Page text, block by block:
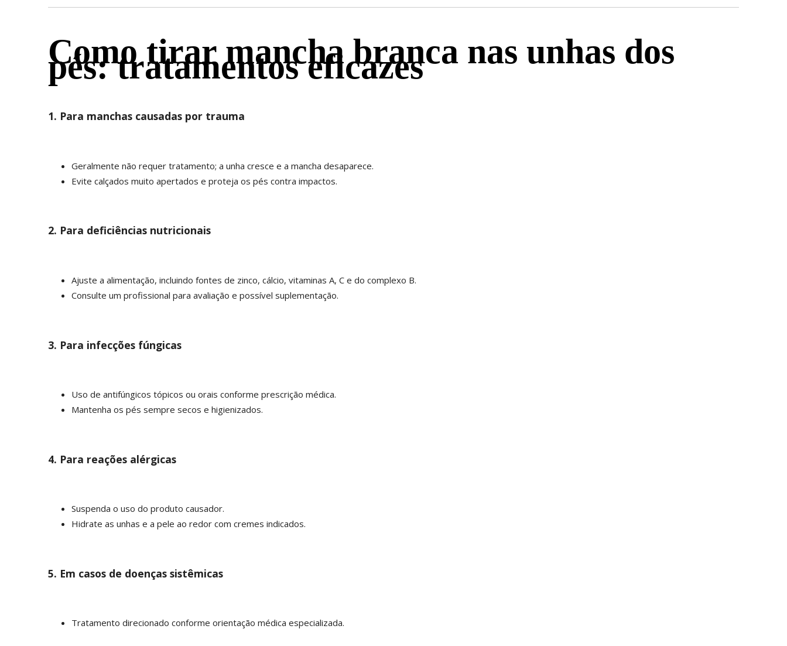
Como tirar mancha branca nas unhas dos
pés: tratamentos eficazes
1. Para manchas causadas por trauma
Geralmente não requer tratamento; a unha cresce e a mancha desaparece.
Evite calçados muito apertados e proteja os pés contra impactos.
2. Para deficiências nutricionais
Ajuste a alimentação, incluindo fontes de zinco, cálcio, vitaminas A, C e do complexo B.
Consulte um profissional para avaliação e possível suplementação.
3. Para infecções fúngicas
Uso de antifúngicos tópicos ou orais conforme prescrição médica.
Mantenha os pés sempre secos e higienizados.
4. Para reações alérgicas
Suspenda o uso do produto causador.
Hidrate as unhas e a pele ao redor com cremes indicados.
5. Em casos de doenças sistêmicas
Tratamento direcionado conforme orientação médica especializada.